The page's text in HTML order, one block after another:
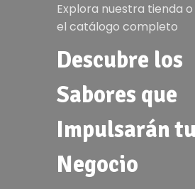
Explora nuestra tienda
el catálogo completo
Descubre los
Sabores que
Impulsarán tu
Negocio